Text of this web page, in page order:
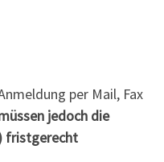
per Mail, Fax
jedoch die
fristgerecht